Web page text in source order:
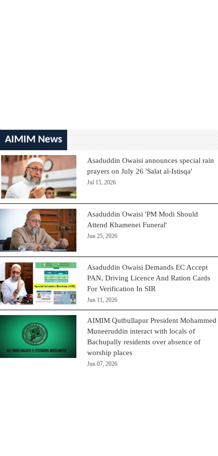
AIMIM News
Asaduddin Owaisi announces special rain
prayers on July 26 'Salat al-Istisqa'
Jul 15, 2026
Asaduddin Owaisi 'PM Modi Should
Attend Khamenei Funeral'
Jun 25, 2026
Asaduddin Owaisi Demands EC Accept
PAN, Driving Licence And Ration Cards
For Verification In SIR
Jun 11, 2026
AIMIM Qutbullapur President Mohammed
Muneeruddin interact with locals of
Bachupally residents over absence of
worship places
Jun 07, 2026